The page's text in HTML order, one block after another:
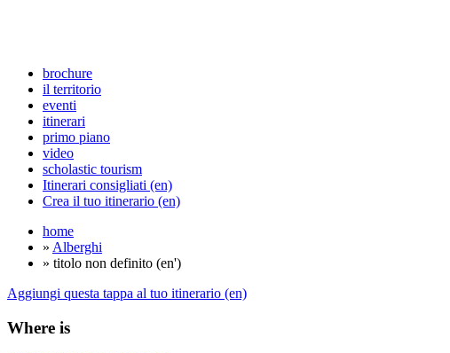
brochure
il territorio
eventi
itinerari
primo piano
video
scholastic tourism
Itinerari consigliati (en)
Crea il tuo itinerario (en)
home
» Alberghi
» titolo non definito (en')
Aggiungi questa tappa al tuo itinerario (en)
Where is